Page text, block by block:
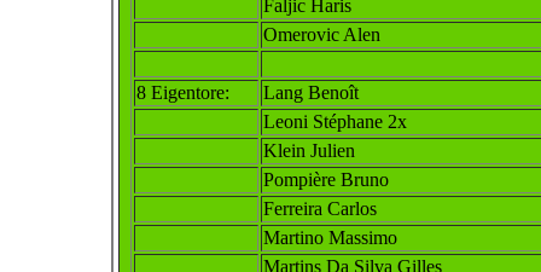
Faljic Haris
Omerovic Alen
8 Eigentore:
Lang Benoît
Leoni Stéphane 2x
Klein Julien
Pompière Bruno
Ferreira Carlos
Martino Massimo
Martins Da Silva Gilles